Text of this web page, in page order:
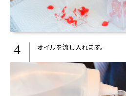
4 オイルを流し入れます。